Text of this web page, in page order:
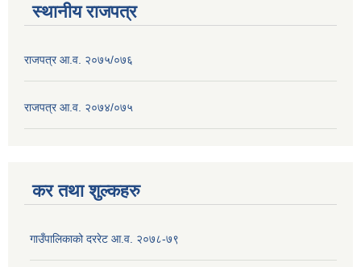
स्थानीय राजपत्र
राजपत्र आ.व. २०७५/०७६
राजपत्र आ.व. २०७४/०७५
कर तथा शुल्कहरु
गाउँपालिकाको दररेट आ.व. २०७८-७९